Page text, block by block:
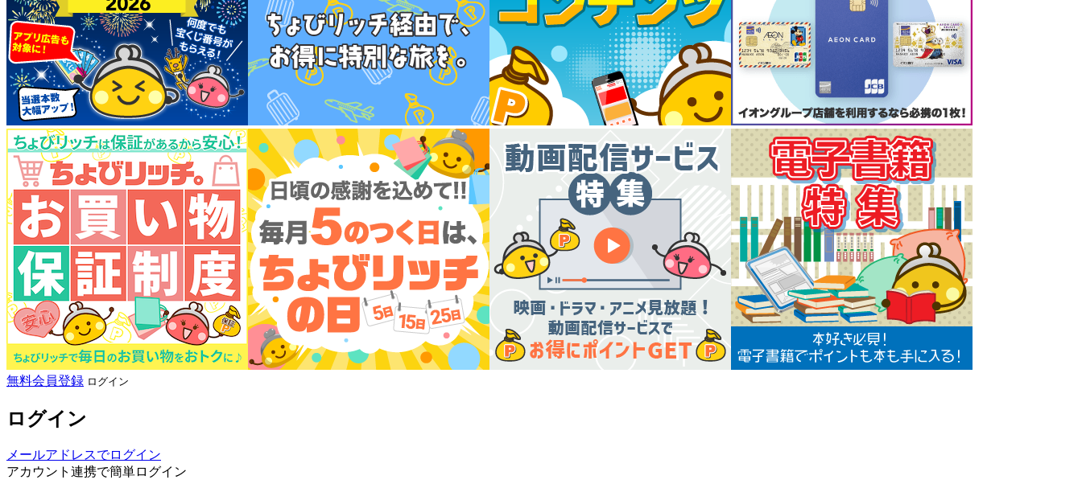
無料会員登録 ログイン
ログイン
メールアドレスでログイン
アカウント連携で簡単ログイン